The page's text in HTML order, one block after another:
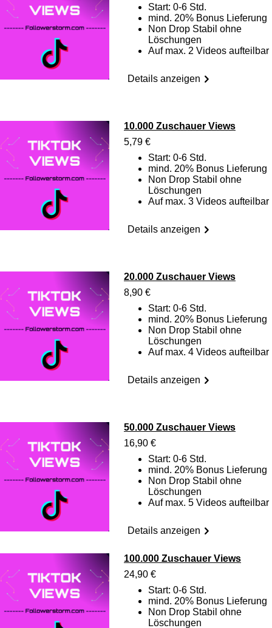
Start: 0-6 Std.
mind. 20% Bonus Lieferung
Non Drop Stabil ohne
Löschungen
Auf max. 2 Videos aufteilbar
Details anzeigen
10.000 Zuschauer Views
5,79 €
Start: 0-6 Std.
mind. 20% Bonus Lieferung
Non Drop Stabil ohne
Löschungen
Auf max. 3 Videos aufteilbar
Details anzeigen
20.000 Zuschauer Views
8,90 €
Start: 0-6 Std.
mind. 20% Bonus Lieferung
Non Drop Stabil ohne
Löschungen
Auf max. 4 Videos aufteilbar
Details anzeigen
50.000 Zuschauer Views
16,90 €
Start: 0-6 Std.
mind. 20% Bonus Lieferung
Non Drop Stabil ohne
Löschungen
Auf max. 5 Videos aufteilbar
Details anzeigen
100.000 Zuschauer Views
24,90 €
Start: 0-6 Std.
mind. 20% Bonus Lieferung
Non Drop Stabil ohne
Löschungen